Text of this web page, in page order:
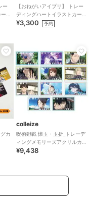
ー
【おねがいアイプリ】 トレー
ディングハートイラストカー
ド （1SET/6個入り）
¥3,300 予約
カ
colleize
呪術廻戦 懐玉・玉折_トレーデ
ィングメモリーズアクリルカ
ード【コンプリートBOX／11個
¥9,438